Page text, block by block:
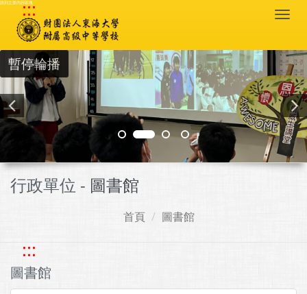
跳到主要內容區塊
:::
暫停輪播
行政單位 - 圖書館
首頁 圖書館
:::
圖書館